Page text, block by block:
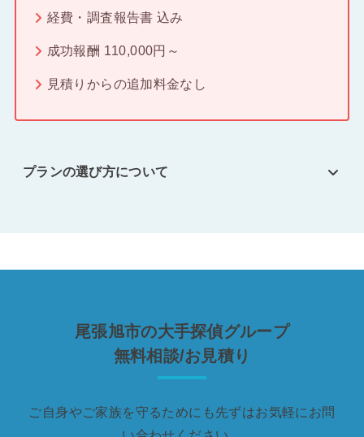
経費・調査報告書 込み
成功報酬 110,000円～
見積りからの追加料金なし
プランの選び方について
尾張旭市の大手探偵グループ
無料相談/お見積り
ご自身やご家族を守るためにも先ずはお気軽にお問